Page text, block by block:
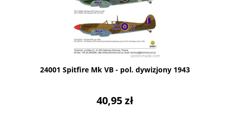
24001 Spitfire Mk VB - pol. dywizjony 1943
40,95 zł